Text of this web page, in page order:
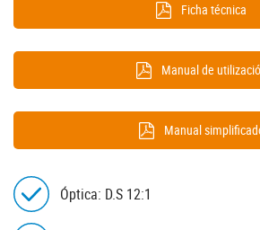
Ficha técnica
Manual de
Manual
Óptica: D.S 12:1